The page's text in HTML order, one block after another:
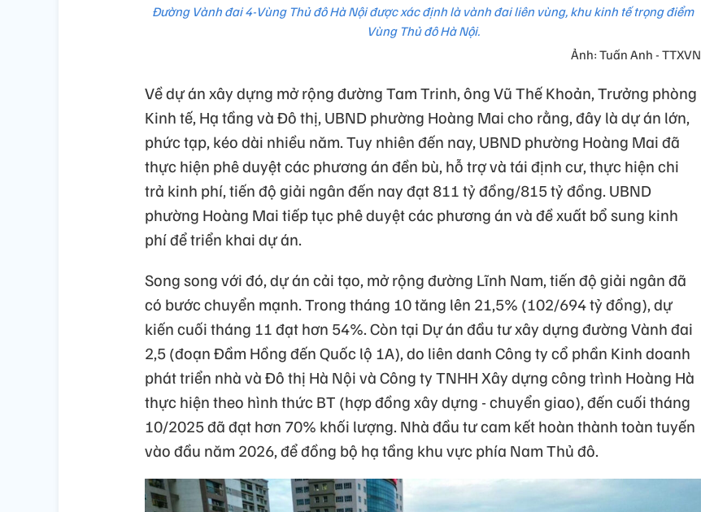
Đường Vành đai 4-Vùng Thủ đô Hà Nội được xác định là vành đai liên vùng, khu kinh tế trọng điểm
Vùng Thủ đô Hà Nội.
Ảnh: Tuấn Anh - TTXVN
Về dự án xây dựng mở rộng đường Tam Trinh, ông Vũ Thế Khoản, Trưởng phòng
Kinh tế, Hạ tầng và Đô thị, UBND phường Hoàng Mai cho rằng, đây là dự án lớn,
phức tạp, kéo dài nhiều năm. Tuy nhiên đến nay, UBND phường Hoàng Mai đã
thực hiện phê duyệt các phương án đền bù, hỗ trợ và tái định cư, thực hiện chi
trả kinh phí, tiến độ giải ngân đến nay đạt 811 tỷ đồng/815 tỷ đồng. UBND
phường Hoàng Mai tiếp tục phê duyệt các phương án và đề xuất bổ sung kinh
phí để triển khai dự án.
Song song với đó, dự án cải tạo, mở rộng đường Lĩnh Nam, tiến độ giải ngân đã
có bước chuyển mạnh. Trong tháng 10 tăng lên 21,5% (102/694 tỷ đồng), dự
kiến cuối tháng 11 đạt hơn 54%. Còn tại Dự án đầu tư xây dựng đường Vành đai
2,5 (đoạn Đầm Hồng đến Quốc lộ 1A), do liên danh Công ty cổ phần Kinh doanh
phát triển nhà và Đô thị Hà Nội và Công ty TNHH Xây dựng công trình Hoàng Hà
thực hiện theo hình thức BT (hợp đồng xây dựng - chuyển giao), đến cuối tháng
10/2025 đã đạt hơn 70% khối lượng. Nhà đầu tư cam kết hoàn thành toàn tuyến
vào đầu năm 2026, để đồng bộ hạ tầng khu vực phía Nam Thủ đô.